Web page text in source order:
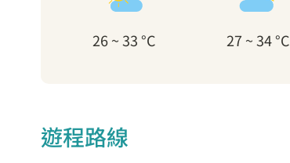
26 ~ 33 °C 27 ~ 34 °C
遊程路線